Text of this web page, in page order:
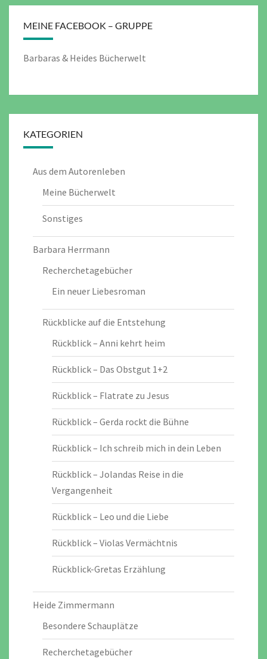
MEINE FACEBOOK – GRUPPE
Barbaras & Heides Bücherwelt
KATEGORIEN
Aus dem Autorenleben
Meine Bücherwelt
Sonstiges
Barbara Herrmann
Recherchetagebücher
Ein neuer Liebesroman
Rückblicke auf die Entstehung
Rückblick – Anni kehrt heim
Rückblick – Das Obstgut 1+2
Rückblick – Flatrate zu Jesus
Rückblick – Gerda rockt die Bühne
Rückblick – Ich schreib mich in dein Leben
Rückblick – Jolandas Reise in die
Vergangenheit
Rückblick – Leo und die Liebe
Rückblick – Violas Vermächtnis
Rückblick-Gretas Erzählung
Heide Zimmermann
Besondere Schauplätze
Recherchetagebücher